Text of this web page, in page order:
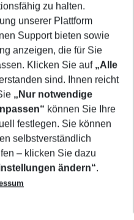
zu halten.
unserer Plattform
Support bieten sowie
anzeigen, die für Sie
Klicken Sie auf „Alle
sind. Ihnen reicht
„Nur notwendige
können Sie Ihre
festlegen. Sie können
selbstverständlich
– klicken Sie dazu
ändern“.